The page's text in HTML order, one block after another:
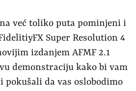
već toliko puta pominjeni i
Super Resolution 4
izdanjem AFMF 2.1
demonstraciju kako bi vam
da vas oslobodimo